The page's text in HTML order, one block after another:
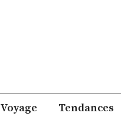
Voyage Tendances